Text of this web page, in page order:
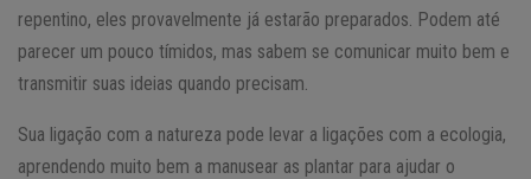
repentino, eles provavelmente já estarão preparados. Podem até
parecer um pouco tímidos, mas sabem se comunicar muito bem e
transmitir suas ideias quando precisam.
Sua ligação com a natureza pode levar a ligações com a ecologia,
aprendendo muito bem a manusear as plantar para ajudar o